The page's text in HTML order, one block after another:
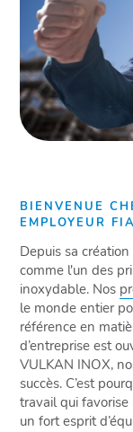
BIENVENUE
EMPLOYEUR
Depuis sa
comme l'un des
inoxydable. Nos
le monde entier
référence en
d’entreprise est
VULKAN INOX,
succès. C’est
travail qui favorise
un fort esprit